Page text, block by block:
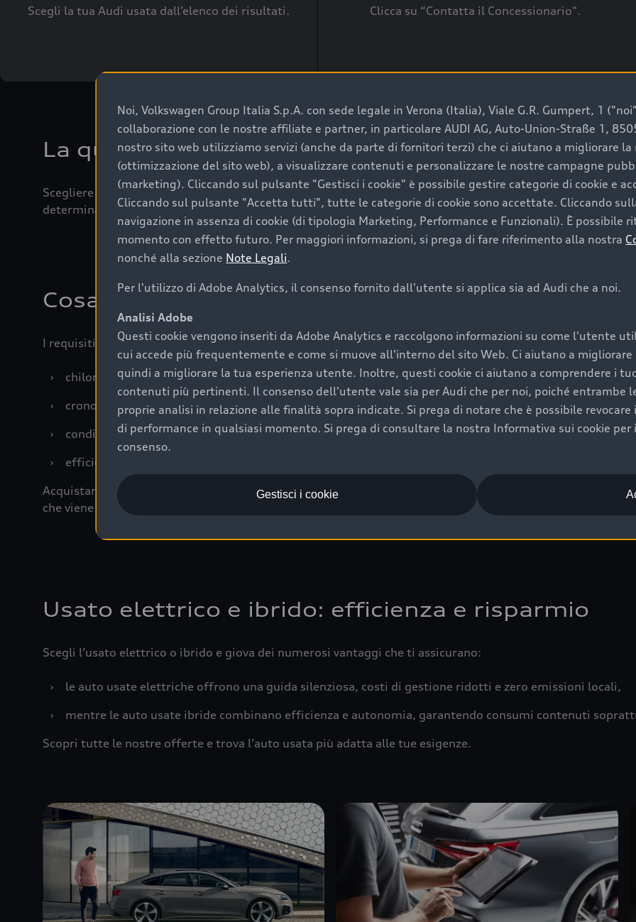
Scegli la tua Audi usata dall’elenco dei risultati. Clicca su “Contatta il Concessionario".
La qualità di acquistare un’auto usata Audi
Scegliere un’auto usata è una decisione che coniuga convenienza, affidabilità e sostenibilità. Per fare un
determinanti come la garanzia inclusa e l’affidabilità del marchio. Audi offre l’auto usata perfetta tramite
Cosa sapere prima di acquistare la tua prossima
I requisiti fondamentali da considerare prima di acquistare un’auto usata, oltre al prezzo e all'aspetto,
›
chilometraggio: un valore contenuto corrisponde a uno stato migliore del veicolo e a una maggiore
›
cronologia dei tagliandi: una documentazione completa della vettura certifica una manutenzione
›
condizioni della carrozzeria e degli interni: una buona conservazione evidenzia cura e attenzione del
›
efficienza meccanica: motore, trasmissione e componenti principali in ottimo stato garantiscono
Acquistare un’auto usata in una Concessionaria ufficiale Audi che offre l’usato garantito tramite Audi
che viene sottoposto a 110 controlli approfonditi e coperto da garanzia fino a 4 anni per una maggiore
Usato elettrico e ibrido: efficienza e risparmio
Scegli l’usato elettrico o ibrido e giova dei numerosi vantaggi che ti assicurano:
›
le auto usate elettriche offrono una guida silenziosa, costi di gestione ridotti e zero emissioni locali,
›
mentre le auto usate ibride combinano efficienza e autonomia, garantendo consumi contenuti
Scopri tutte le nostre offerte e trova l’auto usata più adatta alle tue esigenze.
Noi, Volkswagen Group Italia S.p.A. con sede legale in Verona (Italia), Viale G.R. Gumpert, 1
collaborazione con le nostre affiliate e partner, in particolare AUDI AG, Auto-Union-Straße 1,
nostro sito web utilizziamo servizi (anche da parte di fornitori terzi) che ci aiutano a migliorare la
(ottimizzazione del sito web), a visualizzare contenuti e personalizzare le nostre campagne
(marketing). Cliccando sul pulsante "Gestisci i cookie" è possibile gestire categorie di cookie e
Cliccando sul pulsante "Accetta tutti", tutte le categorie di cookie sono accettate. Cliccando
navigazione in assenza di cookie (di tipologia Marketing, Performance e Funzionali). È possibile
momento con effetto futuro. Per maggiori informazioni, si prega di fare riferimento alla nostra
nonché alla sezione Note Legali.
Per l'utilizzo di Adobe Analytics, il consenso fornito dall'utente si applica sia ad Audi che a noi.
Analisi Adobe
Questi cookie vengono inseriti da Adobe Analytics e raccolgono informazioni su come l'utente
cui accede più frequentemente e come si muove all'interno del sito Web. Ci aiutano a
quindi a migliorare la tua esperienza utente. Inoltre, questi cookie ci aiutano a comprendere i
contenuti più pertinenti. Il consenso dell'utente vale sia per Audi che per noi, poiché entrambe
proprie analisi in relazione alle finalità sopra indicate. Si prega di notare che è possibile
di performance in qualsiasi momento. Si prega di consultare la nostra Informativa sui cookie per
consenso.
Gestisci i cookie